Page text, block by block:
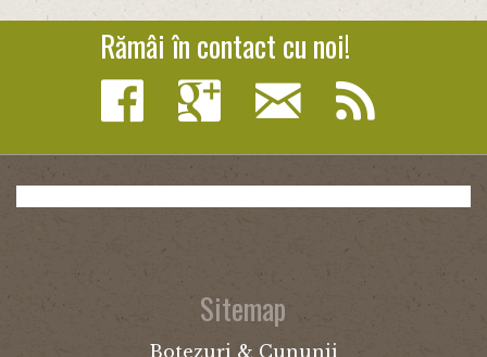
Rămâi în contact cu noi!
Sitemap
Botezuri & Cununii